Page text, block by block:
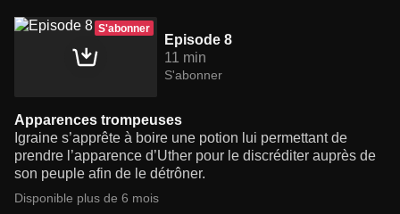
S'abonner
Episode 8
11 min
S'abonner
Apparences trompeuses
Igraine s’apprête à boire une potion lui permettant de
prendre l’apparence d’Uther pour le discréditer auprès de
son peuple afin de le détrôner.
Disponible plus de 6 mois